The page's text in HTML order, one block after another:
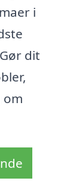
i
dit
om